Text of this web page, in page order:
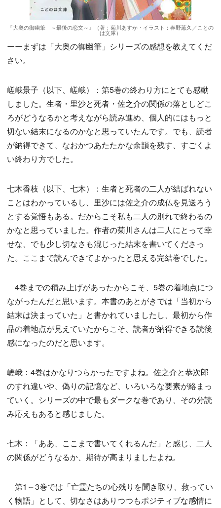
『大奥の御幽筆 ～最後の恋文～』（著：菊川あすか・イラスト：春野薫久／ことの
は文庫）
ーーまずは「大奥の御幽筆」シリーズの感想を教えてくだ
さい。
嵯峨景子（以下、嵯峨）：第5巻の終わり方にとても感動
しました。生者・里沙と死者・佐之介の関係の落としどこ
ろがどうなるかと考えながら読み進め、個人的にはもっと
切ない結末になるのかなと思っていたんです。でも、読者
が納得できて、なおかつあたたかな余韻を残す、すごくよ
い終わり方でした。
七木香枝（以下、七木）：生者と死者の二人が結ばれない
ことはわかっているし、里沙には佐之介の成仏を見送ろう
とする覚悟もある。だからこそ私も二人の別れで終わるの
かなと思っていました。作者の菊川さんは二人にとって幸
せな、でも少し切なさも混じった結末を書いてくださっ
た。ここまで読んできてよかったと思える完結巻でした。
4巻までの積み上げがあったからこそ、5巻の着地点につ
ながったんだと思います。本書のあとがきでは「当初から
結末は決まっていた」と書かれていましたし、最初から作
品の着地点が見えていたからこそ、読者が納得できる読後
感になったのだと思います。
嵯峨：4巻はかなりつらかったですよね。佐之介と恭次郎
のすれ違いや、偽りの記憶など、いろいろな要素が絡まっ
ていく。シリーズの中で最もダークな巻であり、その分読
み応えもあると感じました。
七木：「ああ、ここまで書いてくれるんだ」と感じ、二人
の関係がどうなるか、期待が高まりましたよね。
第1～3巻では「亡霊たちの心残りを聞き取り、救ってい
く物語」として、切なさはありつつもポジティブな感情に